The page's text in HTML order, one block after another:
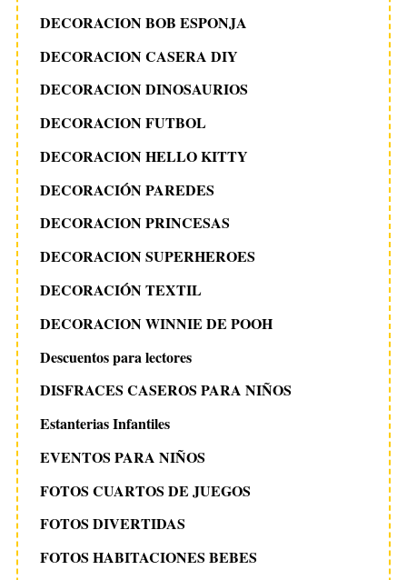
DECORACION BOB ESPONJA
DECORACION CASERA DIY
DECORACION DINOSAURIOS
DECORACION FUTBOL
DECORACION HELLO KITTY
DECORACIÓN PAREDES
DECORACION PRINCESAS
DECORACION SUPERHEROES
DECORACIÓN TEXTIL
DECORACION WINNIE DE POOH
Descuentos para lectores
DISFRACES CASEROS PARA NIÑOS
Estanterias Infantiles
EVENTOS PARA NIÑOS
FOTOS CUARTOS DE JUEGOS
FOTOS DIVERTIDAS
FOTOS HABITACIONES BEBES